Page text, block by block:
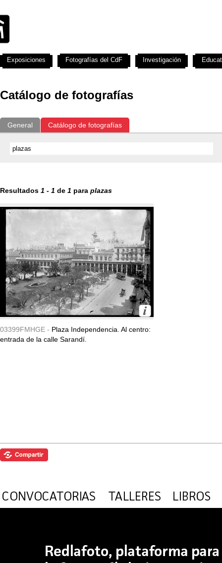
Catálogo de fotografías
General Catálogo de fotografías
Resultados 1 - 1 de 1 para plazas
03399FMHGE - Plaza Independencia. Al centro:
entrada de la calle Sarandí.
Exposiciones Fotografías del CdF Investigación